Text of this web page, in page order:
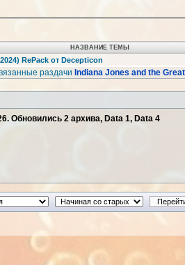
НАЗВАНИЕ ТЕМЫ
RePack от Decepticon
раздачи Indiana Jones and the
Обновились 2 архива, Data 1, Data 4